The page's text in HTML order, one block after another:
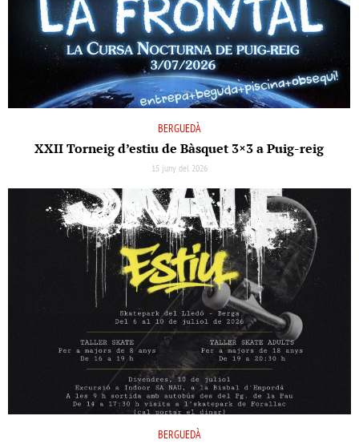
BERGUEDÀ
XXII Torneig d’estiu de Bàsquet 3×3 a Puig-reig
15 juny del 2026
BERGUEDÀ